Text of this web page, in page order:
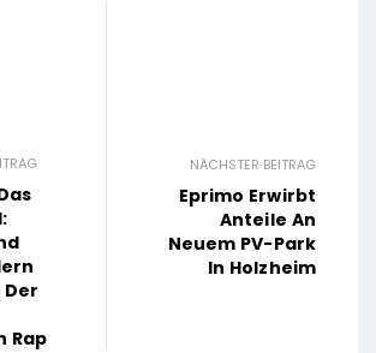
Der
Rap
NÄCHSTER BEITRAG
Eprimo Erwirbt
Anteile An
Neuem PV-Park
In Holzheim